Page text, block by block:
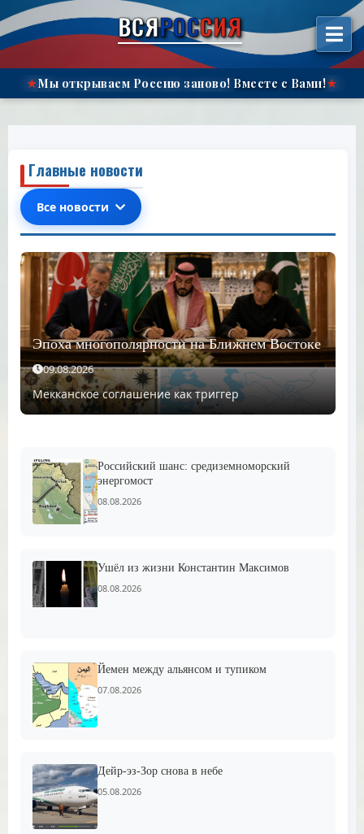
إلى
ВСЯРОССИЯ
★Мы открываем Россию заново! Вместе с Вами!★
Главные новости
Все новости
Эпоха многополярности на Ближнем Востоке
09.08.2026
Мекканское соглашение как триггер
Российский шанс: средиземноморский
энергомост
08.08.2026
Ушёл из жизни Константин Максимов
08.08.2026
Йемен между альянсом и тупиком
07.08.2026
Дейр-эз-Зор снова в небе
05.08.2026